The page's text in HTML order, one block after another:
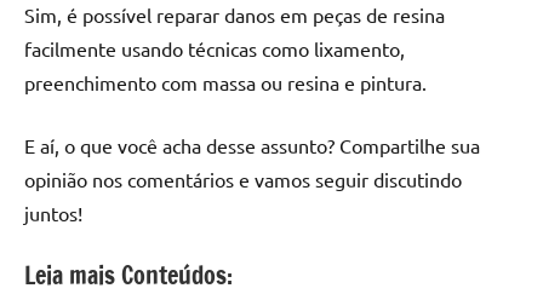
Sim, é possível reparar danos em peças de resina
facilmente usando técnicas como lixamento,
preenchimento com massa ou resina e pintura.
E aí, o que você acha desse assunto? Compartilhe sua
opinião nos comentários e vamos seguir discutindo
juntos!
Leia mais Conteúdos: